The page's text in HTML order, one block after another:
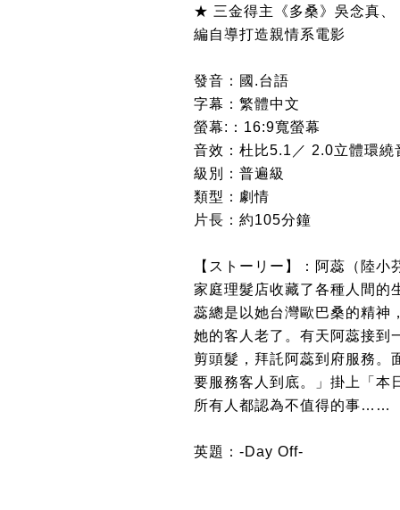
★ 三金得主《多桑》吳念真、
編自導打造親情系電影
發音：國.台語
字幕：繁體中文
螢幕:：16:9寬螢幕
音效：杜比5.1／ 2.0立體環繞
級別：普遍級
類型：劇情
片長：約105分鐘
【ストーリー】：阿蕊（陸
家庭理髮店收藏了各種人間的
蕊總是以她台灣歐巴桑的精神
她的客人老了。有天阿蕊接到
剪頭髮，拜託阿蕊到府服務。
要服務客人到底。」掛上「本
所有人都認為不值得的事……
英題：-Day Off-